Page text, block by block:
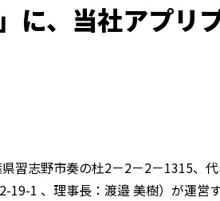
に、当社アプリ
習志野市奏の杜2－2－2－1315、
1 、理事長：渡邉 美樹）が運